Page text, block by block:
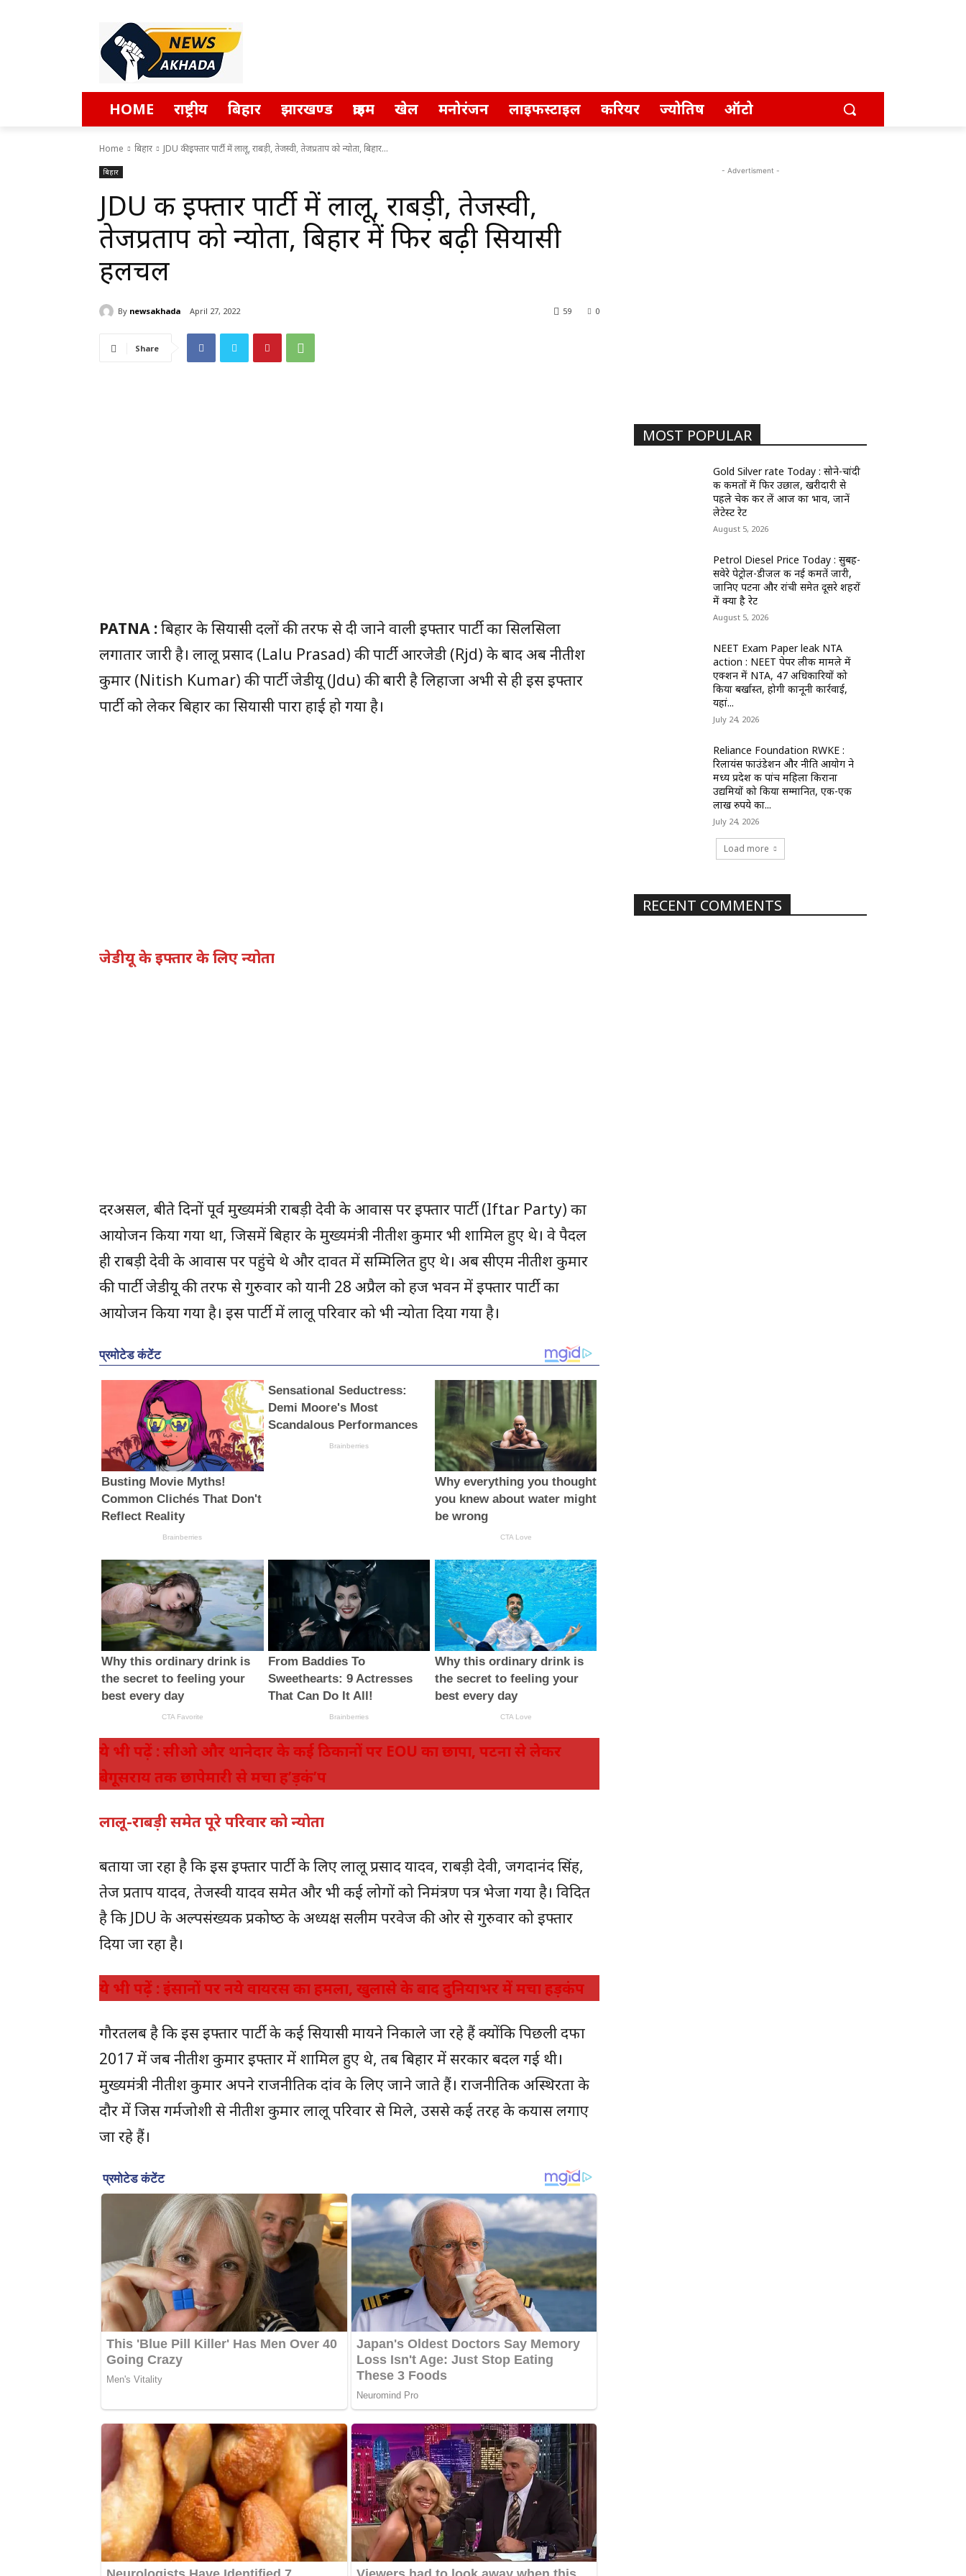
HOME राष्ट्रीय बिहार झारखण्ड क्राइम खेल मनोरंजन लाइफस्टाइल करियर ज्योतिष ऑटो
Home बिहार JDU की इफ्तार पार्टी में लालू, राबड़ी, तेजस्वी, तेजप्रताप को न्योता, बिहार...
बिहार
JDU की इफ्तार पार्टी में लालू, राबड़ी, तेजस्वी,
तेजप्रताप को न्योता, बिहार में फिर बढ़ी सियासी
हलचल
By newsakhada April 27, 2022 0
59
Share
PATNA :बिहार के सियासी दलों की तरफ से दी जाने वाली इफ्तार पार्टी का सिलसिला
लगातार जारी है। लालू प्रसाद (Lalu Prasad) की पार्टी आरजेडी (Rjd) के बाद अब नीतीश
कुमार (Nitish Kumar) की पार्टी जेडीयू (Jdu) की बारी है लिहाजा अभी से ही इस इफ्तार
पार्टी को लेकर बिहार का सियासी पारा हाई हो गया है।
जेडीयू के इफ्तार के लिए न्योता
दरअसल, बीते दिनों पूर्व मुख्यमंत्री राबड़ी देवी के आवास पर इफ्तार पार्टी (Iftar Party) का
आयोजन किया गया था, जिसमें बिहार के मुख्यमंत्री नीतीश कुमार भी शामिल हुए थे। वे पैदल
ही राबड़ी देवी के आवास पर पहुंचे थे और दावत में सम्मिलित हुए थे। अब सीएम नीतीश कुमार
की पार्टी जेडीयू की तरफ से गुरुवार को यानी 28 अप्रैल को हज भवन में इफ्तार पार्टी का
आयोजन किया गया है। इस पार्टी में लालू परिवार को भी न्योता दिया गया है।
ये भी पढ़ें : सीओ और थानेदार के कई ठिकानों पर EOU का छापा, पटना से लेकर
बेगूसराय तक छापेमारी से मचा ह’ड़कं’प
लालू-राबड़ी समेत पूरे परिवार को न्योता
बताया जा रहा है कि इस इफ्तार पार्टी के लिए लालू प्रसाद यादव, राबड़ी देवी, जगदानंद सिंह,
तेज प्रताप यादव, तेजस्वी यादव समेत और भी कई लोगों को निमंत्रण पत्र भेजा गया है। विदित
है कि JDU के अल्‍पसंख्‍यक प्रकोष्‍ठ के अध्‍यक्ष सलीम परवेज की ओर से गुरुवार को इफ्तार
दिया जा रहा है।
ये भी पढ़ें : इंसानों पर नये वायरस का हमला, खुलासे के बाद दुनियाभर में मचा हड़कंप
गौरतलब है कि इस इफ्तार पार्टी के कई सियासी मायने निकाले जा रहे हैं क्योंकि पिछली दफा
2017 में जब नीतीश कुमार इफ्तार में शामिल हुए थे, तब बिहार में सरकार बदल गई थी।
मुख्यमंत्री नीतीश कुमार अपने राजनीतिक दांव के लिए जाने जाते हैं। राजनीतिक अस्थिरता के
दौर में जिस गर्मजोशी से नीतीश कुमार लालू परिवार से मिले, उससे कई तरह के कयास लगाए
जा रहे हैं।
- Advertisment -
MOST POPULAR
Gold Silver rate Today : सोने-चांदी
की कीमतों में फिर उछाल, खरीदारी से
पहले चेक कर लें आज का भाव, जानें
लेटेस्ट रेट
August 5, 2026
Petrol Diesel Price Today : सुबह-
सवेरे पेट्रोल-डीजल की नई कीमतें जारी,
जानिए पटना और रांची समेत दूसरे शहरों
में क्या है रेट
August 5, 2026
NEET Exam Paper leak NTA
action : NEET पेपर लीक मामले में
एक्शन में NTA, 47 अधिकारियों को
किया बर्खास्त, होगी कानूनी कार्रवाई,
यहां...
July 24, 2026
Reliance Foundation RWKE :
रिलायंस फाउंडेशन और नीति आयोग ने
मध्य प्रदेश की पांच महिला किराना
उद्यमियों को किया सम्मानित, एक-एक
लाख रुपये का...
July 24, 2026
Load more
RECENT COMMENTS